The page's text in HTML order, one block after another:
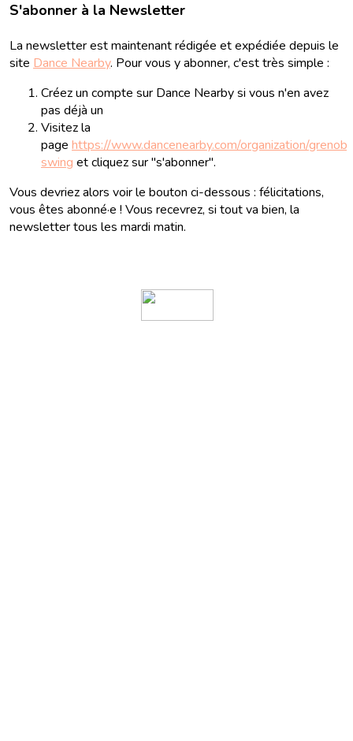
S'abonner à la Newsletter
La newsletter est maintenant rédigée et expédiée depuis le
site Dance Nearby. Pour vous y abonner, c'est très simple :
Créez un compte sur Dance Nearby si vous n'en avez
pas déjà un
Visitez la
page https://www.dancenearby.com/organization/
swing et cliquez sur "s'abonner".
Vous devriez alors voir le bouton ci-dessous : félicitations,
vous êtes abonné·e ! Vous recevrez, si tout va bien, la
newsletter tous les mardi matin.